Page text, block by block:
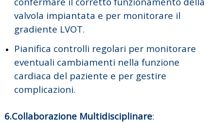
valvola impiantata e per monitorare il
gradiente LVOT.
Pianifica controlli regolari per monitorare
eventuali cambiamenti nella funzione
cardiaca del paziente e per gestire
complicazioni.
6.Collaborazione Multidisciplinare: